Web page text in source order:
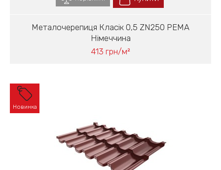
Металочерепиця Класік 0,5 ZN250 PEMA
Німеччина
413 грн/м²
Новинка